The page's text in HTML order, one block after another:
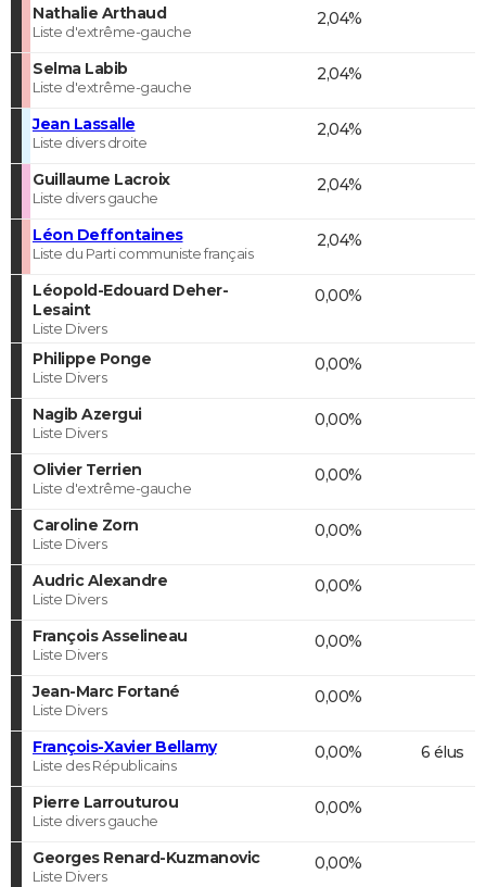
Nathalie Arthaud
Liste d'extrême-gauche
2,04%
Selma Labib
Liste d'extrême-gauche
2,04%
Jean Lassalle
Liste divers droite
2,04%
Guillaume Lacroix
Liste divers gauche
2,04%
Léon Deffontaines
Liste du Parti communiste français
2,04%
Léopold-Edouard Deher-
Lesaint
Liste Divers
0,00%
Philippe Ponge
Liste Divers
0,00%
Nagib Azergui
Liste Divers
0,00%
Olivier Terrien
Liste d'extrême-gauche
0,00%
Caroline Zorn
Liste Divers
0,00%
Audric Alexandre
Liste Divers
0,00%
François Asselineau
Liste Divers
0,00%
Jean-Marc Fortané
Liste Divers
0,00%
François-Xavier Bellamy
Liste des Républicains
0,00% 6 élus
Pierre Larrouturou
Liste divers gauche
0,00%
Georges Renard-Kuzmanovic
Liste Divers
0,00%